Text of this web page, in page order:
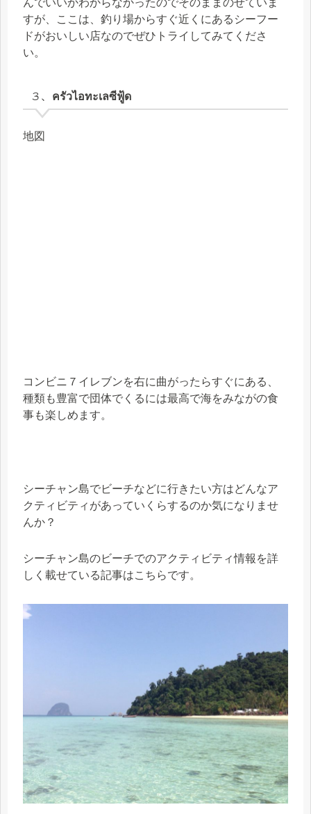
んでいいかわからなかったのでそのままのせていま
すが、ここは、釣り場からすぐ近くにあるシーフー
ドがおいしい店なのでぜひトライしてみてくださ
い。
３、ครัวไอทะเลซีฟู้ด
地図
コンビニ７イレブンを右に曲がったらすぐにある、
種類も豊富で団体でくるには最高で海をみながの食
事も楽しめます。
シーチャン島でビーチなどに行きたい方はどんなア
クティビティがあっていくらするのか気になりませ
んか？
シーチャン島のビーチでのアクティビティ情報を詳
しく載せている記事はこちらです。